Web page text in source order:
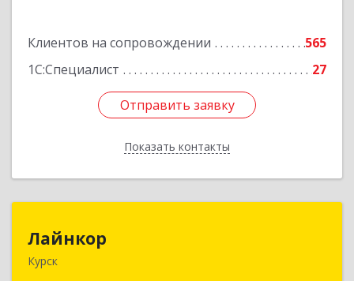
Клиентов на сопровождении
565
1С:Специалист
27
Отправить заявку
Показать контакты
Отправить заявку
Назад
Лайнкор
Курск
305021, Курская обл, Курск г, Победы пр-кт, дом